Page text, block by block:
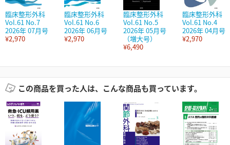
臨床整形外科
Vol.61 No.7
2026年 07月号
¥2,970
臨床整形外科
Vol.61 No.6
2026年 06月号
¥2,970
臨床整形外科
Vol.61 No.5
2026年 05月号
（増大号）
¥6,490
臨床整形外科
Vol.61 No.4
2026年 04月号
¥2,970
この商品を買った人は、こんな商品も買っています。